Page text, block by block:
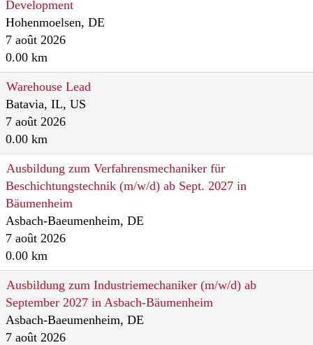
Development
Hohenmoelsen, DE
7 août 2026
0.00 km
Warehouse Lead
Batavia, IL, US
7 août 2026
0.00 km
Ausbildung zum Verfahrensmechaniker für
Beschichtungstechnik (m/w/d) ab Sept. 2027 in
Bäumenheim
Asbach-Baeumenheim, DE
7 août 2026
0.00 km
Ausbildung zum Industriemechaniker (m/w/d) ab
September 2027 in Asbach-Bäumenheim
Asbach-Baeumenheim, DE
7 août 2026